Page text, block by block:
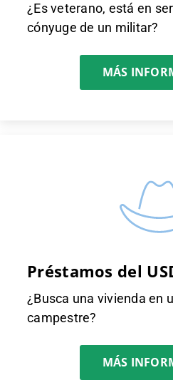
¿Es veterano, está en
cónyuge de un militar?
MÁS
Préstamos del
¿Busca una vivienda en
campestre?
MÁS